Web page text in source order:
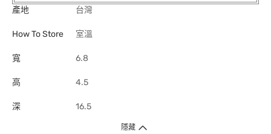
產地
台灣
How To Store 室溫
寬 6.8
高 4.5
深 16.5
隱藏